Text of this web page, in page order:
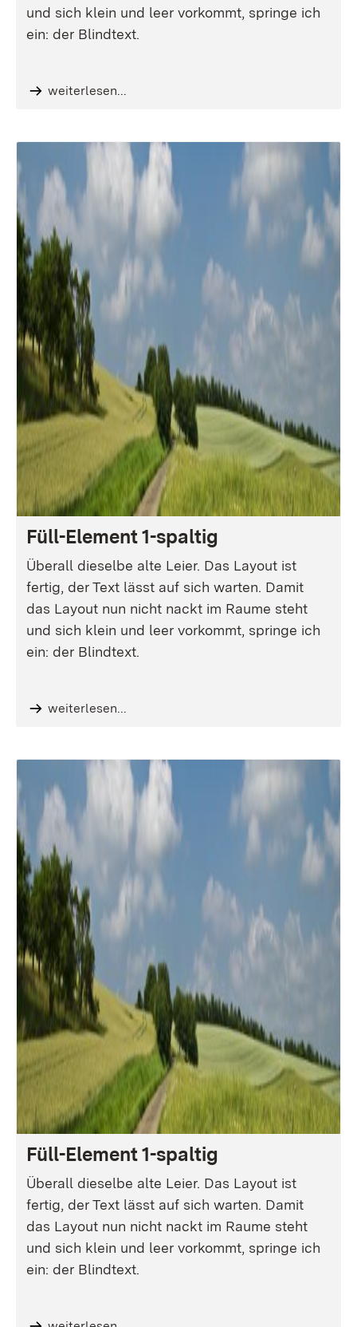
und sich klein und leer vorkommt, springe ich
ein: der Blindtext.
weiterlesen...
Füll-Element 1-spaltig
Überall dieselbe alte Leier. Das Layout ist
fertig, der Text lässt auf sich warten. Damit
das Layout nun nicht nackt im Raume steht
und sich klein und leer vorkommt, springe ich
ein: der Blindtext.
weiterlesen...
Füll-Element 1-spaltig
Überall dieselbe alte Leier. Das Layout ist
fertig, der Text lässt auf sich warten. Damit
das Layout nun nicht nackt im Raume steht
und sich klein und leer vorkommt, springe ich
ein: der Blindtext.